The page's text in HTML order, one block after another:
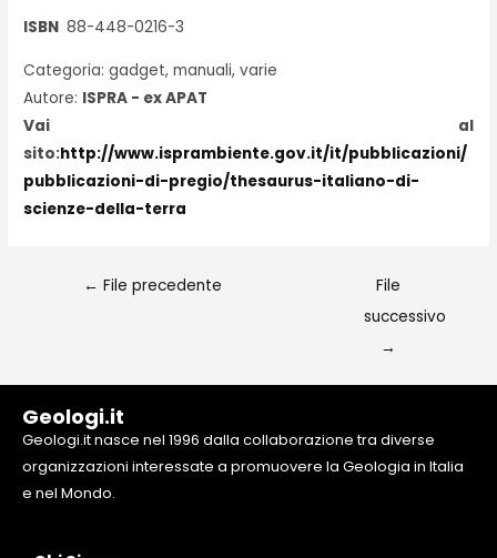
ISBN 88-448-0216-3
Categoria: gadget, manuali, varie
Autore: ISPRA - ex APAT
Vai al
sito:http://www.isprambiente.gov.it/it/pubblicazioni/
pubblicazioni-di-pregio/thesaurus-italiano-di-
scienze-della-terra
← File precedente
File
successivo
→
Geologi.it
Geologi.it nasce nel 1996 dalla collaborazione tra diverse
organizzazioni interessate a promuovere la Geologia in Italia
e nel Mondo.